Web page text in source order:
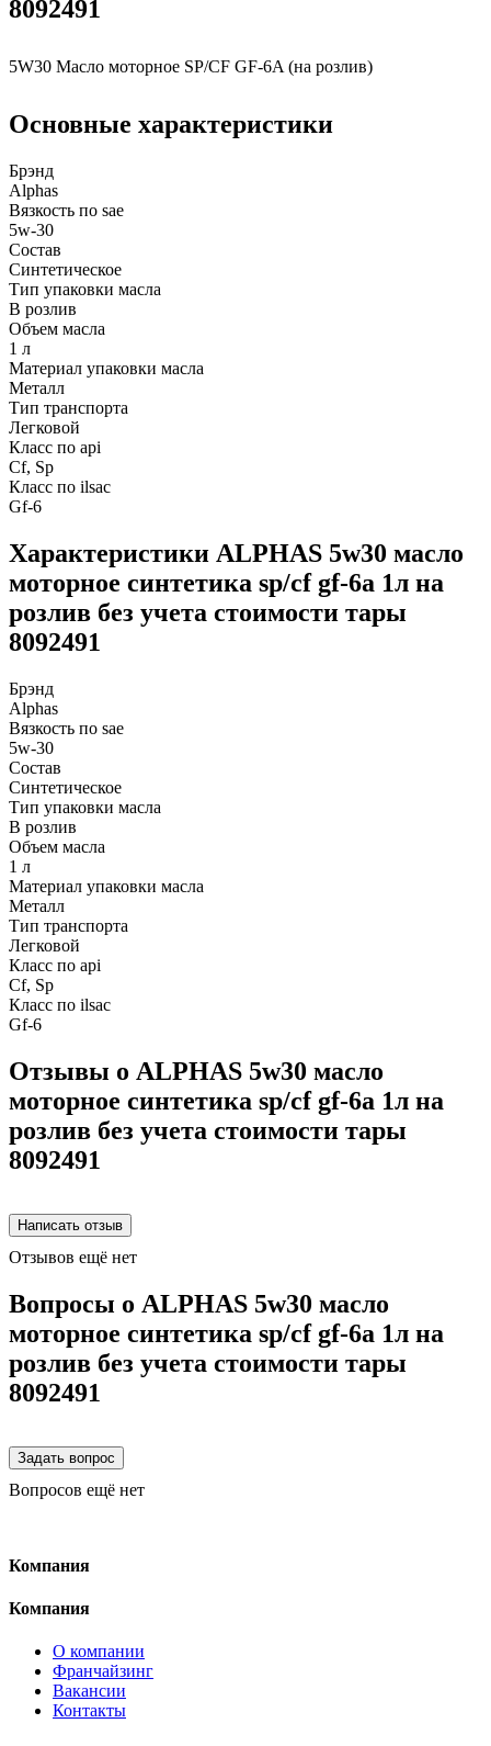
8092491
5W30 Масло моторное SP/CF GF-6A (на розлив)
Основные характеристики
Брэнд
Alphas
Вязкость по sae
5w-30
Состав
Синтетическое
Тип упаковки масла
В розлив
Объем масла
1 л
Материал упаковки масла
Металл
Тип транспорта
Легковой
Класс по api
Cf, Sp
Класс по ilsac
Gf-6
Характеристики ALPHAS 5w30 масло
моторное синтетика sp/cf gf-6a 1л на
розлив без учета стоимости тары
8092491
Брэнд
Alphas
Вязкость по sae
5w-30
Состав
Синтетическое
Тип упаковки масла
В розлив
Объем масла
1 л
Материал упаковки масла
Металл
Тип транспорта
Легковой
Класс по api
Cf, Sp
Класс по ilsac
Gf-6
Отзывы о ALPHAS 5w30 масло
моторное синтетика sp/cf gf-6a 1л на
розлив без учета стоимости тары
8092491
Отзывов ещё нет
Вопросы о ALPHAS 5w30 масло
моторное синтетика sp/cf gf-6a 1л на
розлив без учета стоимости тары
8092491
Вопросов ещё нет
Компания
Компания
О компании
Франчайзинг
Вакансии
Контакты